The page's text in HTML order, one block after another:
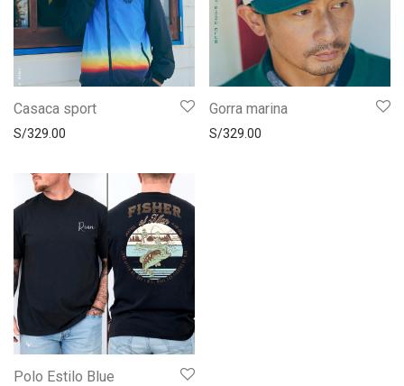
Casaca sport
S/329.00
Gorra marina
S/329.00
Polo Estilo Blue